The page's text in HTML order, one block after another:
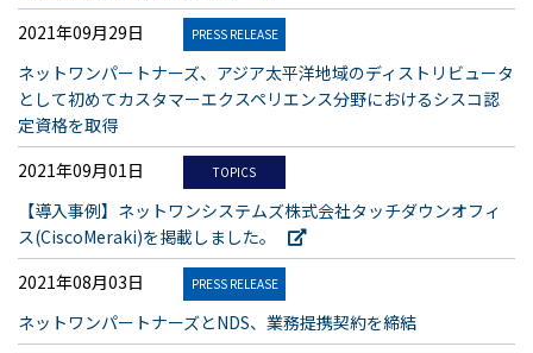
2021年09月29日
PRESS RELEASE
ネットワンパートナーズ、アジア太平洋地域のディストリビュータ
として初めてカスタマーエクスペリエンス分野におけるシスコ認
定資格を取得
2021年09月01日
TOPICS
【導入事例】ネットワンシステムズ株式会社タッチダウンオフィ
ス(CiscoMeraki)を掲載しました。
2021年08月03日
PRESS RELEASE
ネットワンパートナーズとNDS、業務提携契約を締結